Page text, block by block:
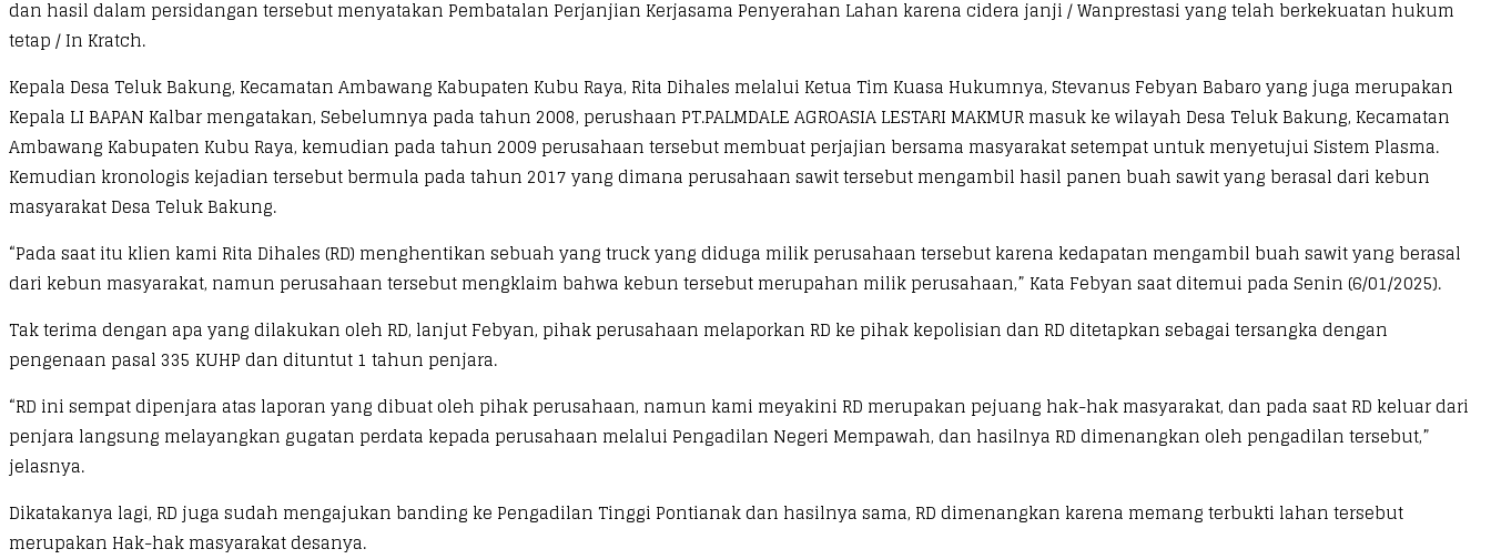
dan hasil dalam persidangan tersebut menyatakan Pembatalan Perjanjian Kerjasama Penyerahan Lahan karena cidera janji / Wanprestasi yang telah berkekuatan hukum
tetap / In Kratch.
Kepala Desa Teluk Bakung, Kecamatan Ambawang Kabupaten Kubu Raya, Rita Dihales melalui Ketua Tim Kuasa Hukumnya, Stevanus Febyan Babaro yang juga merupakan
Kepala LI BAPAN Kalbar mengatakan, Sebelumnya pada tahun 2008, perushaan PT.PALMDALE AGROASIA LESTARI MAKMUR masuk ke wilayah Desa Teluk Bakung, Kecamatan
Ambawang Kabupaten Kubu Raya, kemudian pada tahun 2009 perusahaan tersebut membuat perjajian bersama masyarakat setempat untuk menyetujui Sistem Plasma.
Kemudian kronologis kejadian tersebut bermula pada tahun 2017 yang dimana perusahaan sawit tersebut mengambil hasil panen buah sawit yang berasal dari kebun
masyarakat Desa Teluk Bakung.
“Pada saat itu klien kami Rita Dihales (RD) menghentikan sebuah yang truck yang diduga milik perusahaan tersebut karena kedapatan mengambil buah sawit yang berasal
dari kebun masyarakat, namun perusahaan tersebut mengklaim bahwa kebun tersebut merupahan milik perusahaan,” Kata Febyan saat ditemui pada Senin (6/01/2025).
Tak terima dengan apa yang dilakukan oleh RD, lanjut Febyan, pihak perusahaan melaporkan RD ke pihak kepolisian dan RD ditetapkan sebagai tersangka dengan
pengenaan pasal 335 KUHP dan dituntut 1 tahun penjara.
“RD ini sempat dipenjara atas laporan yang dibuat oleh pihak perusahaan, namun kami meyakini RD merupakan pejuang hak-hak masyarakat, dan pada saat RD keluar dari
penjara langsung melayangkan gugatan perdata kepada perusahaan melalui Pengadilan Negeri Mempawah, dan hasilnya RD dimenangkan oleh pengadilan tersebut,”
jelasnya.
Dikatakanya lagi, RD juga sudah mengajukan banding ke Pengadilan Tinggi Pontianak dan hasilnya sama, RD dimenangkan karena memang terbukti lahan tersebut
merupakan Hak-hak masyarakat desanya.